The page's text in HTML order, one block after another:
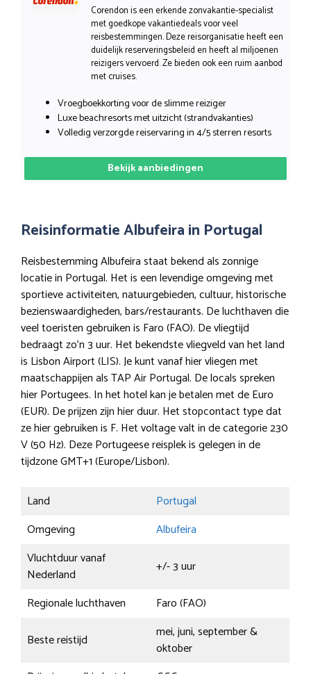
Corendon is een erkende zonvakantie-specialist
met goedkope vakantiedeals voor veel
reisbestemmingen. Deze reisorganisatie heeft een
duidelijk reserveringsbeleid en heeft al miljoenen
reizigers vervoerd. Ze bieden ook een ruim aanbod
met cruises.
Vroegboekkorting voor de slimme reiziger
Luxe beachresorts met uitzicht (strandvakanties)
Volledig verzorgde reiservaring in 4/5 sterren resorts
Bekijk aanbiedingen
Reisinformatie Albufeira in Portugal
Reisbestemming Albufeira staat bekend als zonnige
locatie in Portugal. Het is een levendige omgeving met
sportieve activiteiten, natuurgebieden, cultuur, historische
bezienswaardigheden, bars/restaurants. De luchthaven die
veel toeristen gebruiken is Faro (FAO). De vliegtijd
bedraagt zo’n 3 uur. Het bekendste vliegveld van het land
is Lisbon Airport (LIS). Je kunt vanaf hier vliegen met
maatschappijen als TAP Air Portugal. De locals spreken
hier Portugees. In het hotel kan je betalen met de Euro
(EUR). De prijzen zijn hier duur. Het stopcontact type dat
ze hier gebruiken is F. Het voltage valt in de categorie 230
V (50 Hz). Deze Portugeese reisplek is gelegen in de
tijdzone GMT+1 (Europe/Lisbon).
Land
Portugal
Omgeving
Albufeira
Vluchtduur vanaf
Nederland
+/- 3 uur
Regionale luchthaven
Faro (FAO)
Beste reistijd
mei, juni, september &
oktober